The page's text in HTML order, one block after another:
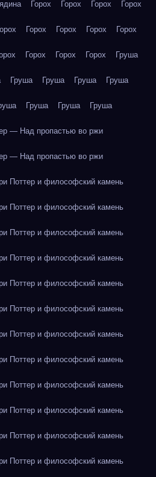
Горох Горох Горох Горох
Горох Горох Горох Горох
Горох Горох Горох Груша
Груша Груша Груша Груша
Груша Груша Груша
— Над пропастью во ржи
— Над пропастью во ржи
Поттер и философский камень
Поттер и философский камень
Поттер и философский камень
Поттер и философский камень
Поттер и философский камень
Поттер и философский камень
Поттер и философский камень
Поттер и философский камень
Поттер и философский камень
Поттер и философский камень
Поттер и философский камень
Поттер и философский камень